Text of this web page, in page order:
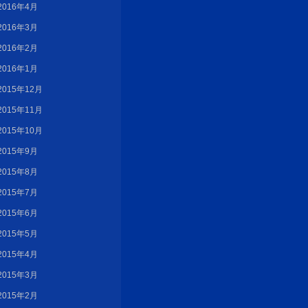
年4月
年3月
年2月
年1月
年12月
年11月
年10月
年9月
年8月
年7月
年6月
年5月
年4月
年3月
年2月